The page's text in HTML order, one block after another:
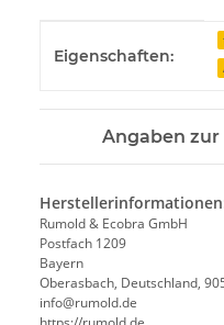
Eigenschaften:
Angaben
Rumold & Ecobra GmbH
Postfach 1209
Bayern
Oberasbach, Deutschland,
info@rumold.de